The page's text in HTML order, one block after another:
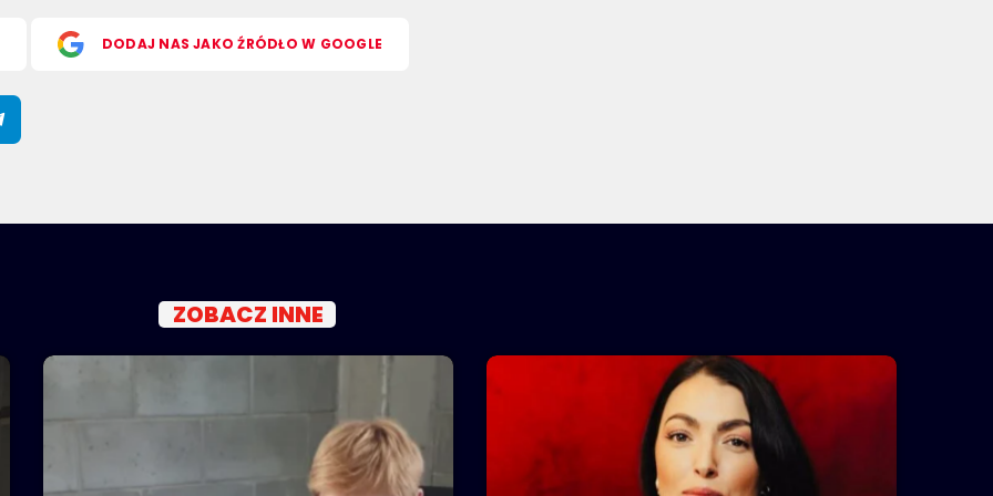
DODAJ NAS JAKO ŹRÓDŁO W GOOGLE
ZOBACZ INNE